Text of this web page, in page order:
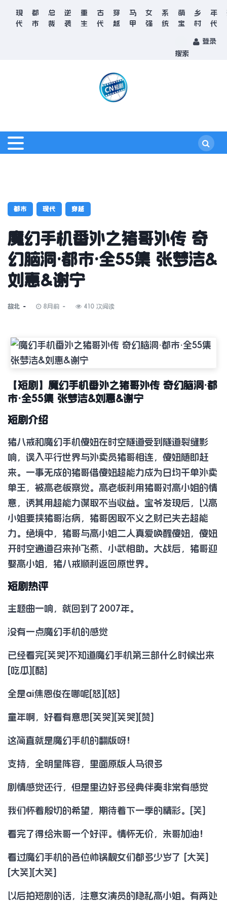
现
代
都
市
总
裁
逆
袭
重
生
古
代
穿
越
马
甲
女
强
系
统
萌
宝
乡
村
年
代
搜索
登录
都市 现代 穿越
魔幻手机番外之猪哥外传 奇
幻脑洞·都市·全55集 张梦洁&
刘惠&谢宁
故北 8月前 410 次阅读
【短剧】魔幻手机番外之猪哥外传 奇幻脑洞·都
市·全55集 张梦洁&刘惠&谢宁
短剧介绍
猪八戒和魔幻手机傻妞在时空隧道受到隧道裂缝影
响，误入平行世界与外卖员猪哥相连，傻妞随即赶
来。一事无成的猪哥借傻妞超能力成为日均千单外卖
单王，被高老板察觉。高老板利用猪哥对高小姐的情
意，诱其用超能力谋取不当收益。宝爷发现后，以高
小姐要挟猪哥治病，猪哥因取不义之财已失去超能
力。绝境中，猪哥与高小姐二人真爱唤醒傻妞，傻妞
开时空通道召来孙飞燕、小武相助。大战后，猪哥迎
娶高小姐，猪八戒顺利返回原世界。
短剧热评
主题曲一响，就回到了2007年。
没有一点魔幻手机的感觉
已经看完[笑哭]不知道魔幻手机第三部什么时候出来
[吃瓜][酷]
全是ai焦恩俊在哪呢[怒][怒]
童年啊，好看有意思[笑哭][笑哭][赞]
这简直就是魔幻手机的翻版呀！
支持，全明星阵容，里面原版人马很多
剧情感觉还行，但是里边好多经典伴奏非常有感觉
我们怀着殷切的希望，期待着下一季的精彩。[笑]
看完了得给朱哥一个好评。情怀无价，朱哥加油！
看过魔幻手机的各位帅锅靓女们都多少岁了 [大笑]
[大笑][大笑]
以后拍短剧的话，注意女演员的隐私高小姐。有两处